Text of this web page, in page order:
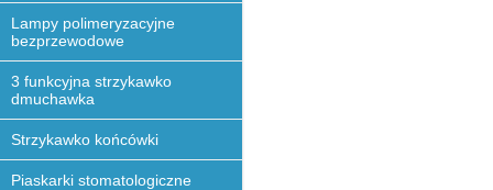
Lampy polimeryzacyjne
bezprzewodowe
3 funkcyjna strzykawko
dmuchawka
Strzykawko końcówki
Piaskarki stomatologiczne